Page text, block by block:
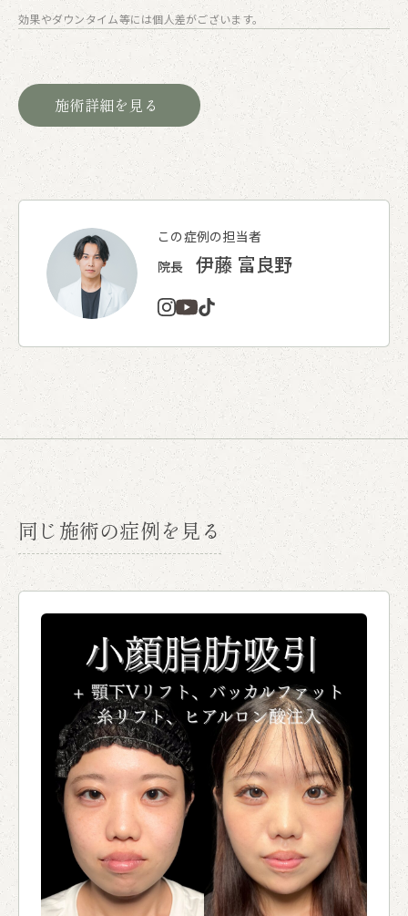
効果やダウンタイム等には個人差がございます。
施術詳細を見る
この症例の担当者
院長
伊藤 富良野
同じ施術の症例を見る